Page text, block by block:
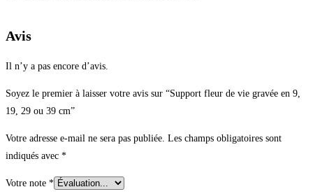
Avis
Il n’y a pas encore d’avis.
Soyez le premier à laisser votre avis sur “Support fleur de vie gravée en 9,
19, 29 ou 39 cm”
Votre adresse e-mail ne sera pas publiée. Les champs obligatoires sont
indiqués avec *
Votre note *